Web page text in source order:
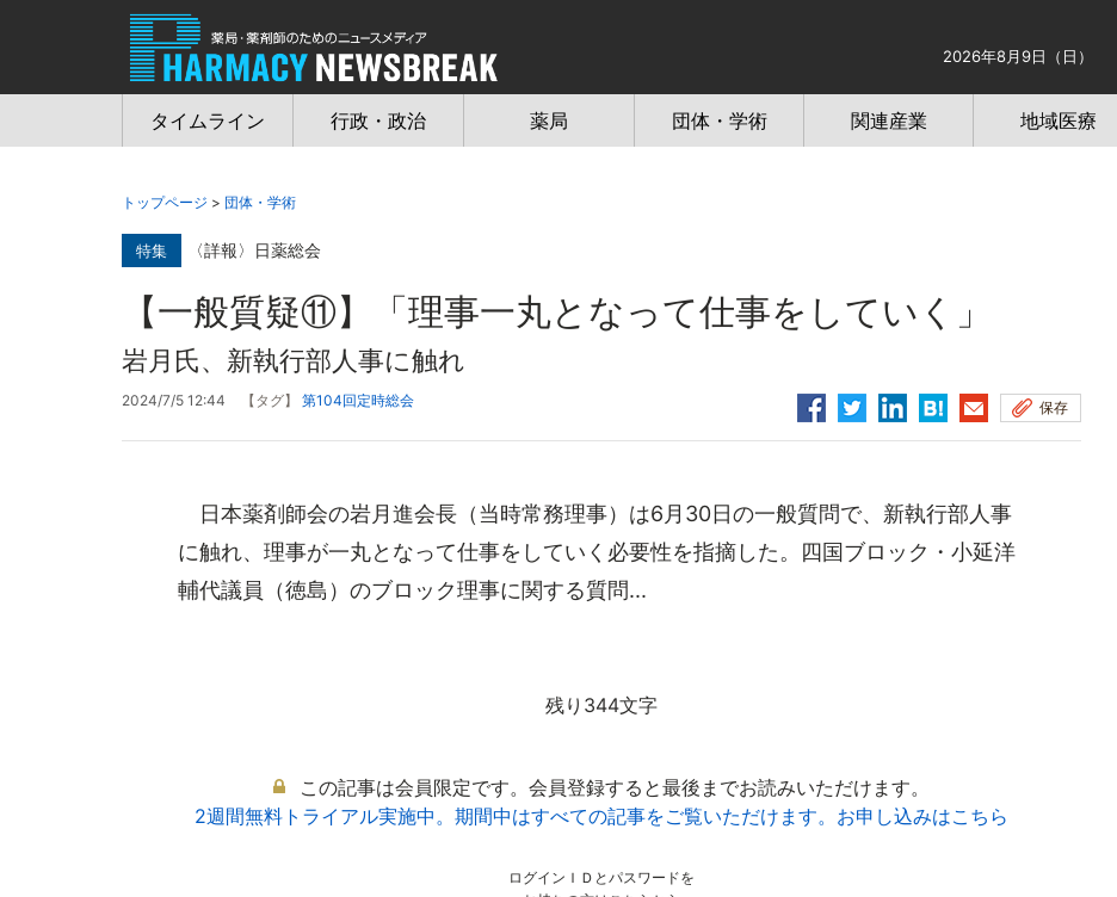
2026年8月9日（日）
タイムライン 行政・政治 薬局 団体・学術 関連産業 地域医療
トップページ > 団体・学術
特集 〈詳報〉日薬総会
【一般質疑⑪】「理事一丸となって仕事をしていく」
岩月氏、新執行部人事に触れ
2024/7/5 12:44 【タグ】 第104回定時総会 保存
日本薬剤師会の岩月進会長（当時常務理事）は6月30日の一般質問で、新執行部人事
に触れ、理事が一丸となって仕事をしていく必要性を指摘した。四国ブロック・小延洋
輔代議員（徳島）のブロック理事に関する質問...
残り344文字
この記事は会員限定です。会員登録すると最後までお読みいただけます。
2週間無料トライアル実施中。期間中はすべての記事をご覧いただけます。お申し込みはこちら
ログインＩＤとパスワードを